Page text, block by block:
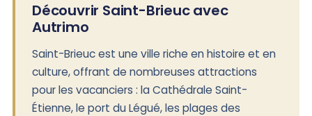
Découvrir Saint-Brieuc avec
Autrimo
Saint-Brieuc est une ville riche en histoire et en
culture, offrant de nombreuses attractions
pour les vacanciers : la Cathédrale Saint-
Étienne, le port du Légué, les plages des